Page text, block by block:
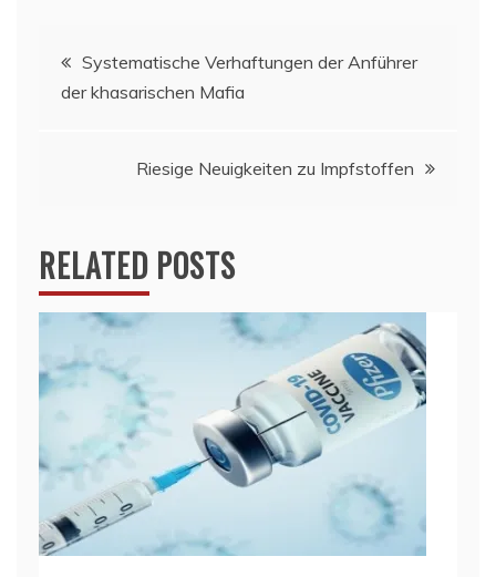
Beitragsnavigation
Systematische Verhaftungen der Anführer
der khasarischen Mafia
Riesige Neuigkeiten zu Impfstoffen
RELATED POSTS